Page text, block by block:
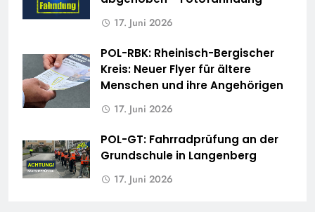
17. Juni 2026
POL-RBK: Rheinisch-Bergischer
Kreis: Neuer Flyer für ältere
Menschen und ihre Angehörigen
17. Juni 2026
POL-GT: Fahrradprüfung an der
Grundschule in Langenberg
17. Juni 2026